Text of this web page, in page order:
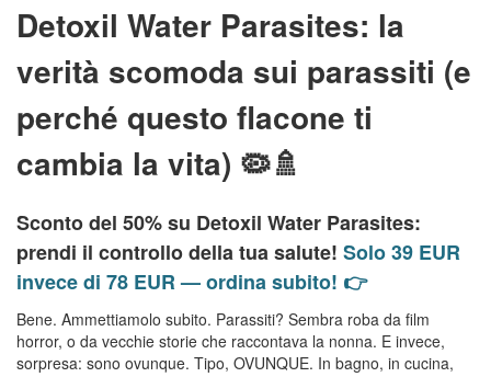
Detoxil Water Parasites: la
verità scomoda sui parassiti (e
perché questo flacone ti
cambia la vita) 🦠🚿
Sconto del 50% su Detoxil Water Parasites:
prendi il controllo della tua salute! Solo 39 EUR
invece di 78 EUR — ordina subito! 👉
Bene. Ammettiamolo subito. Parassiti? Sembra roba da film
horror, o da vecchie storie che raccontava la nonna. E invece,
sorpresa: sono ovunque. Tipo, OVUNQUE. In bagno, in cucina,